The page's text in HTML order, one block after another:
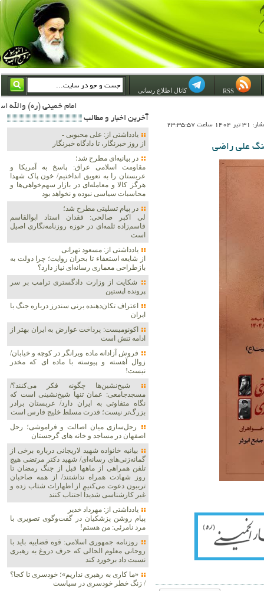
کانال اطلاع رسانی
امام خمینی (ره) والله اسلام تمامش سیاست است؛ ***** امام شهید: به گفتار امام و کردار امام اهتمام بورزید ***** امام خمینی(ره): ان شاء الله ما اندوه دلمان را در وقت مناسب با انتقام از امریکا و آل سعود برطرف خواهیم ساخت
23:35:57
علی راضی
آخرين اخبار و مطالب
یادداشتی از: علی محبوبی -
از روز خبرنگار، تا دادگاه خبرنگار
در بیانیه‌ای مطرح شد؛
مقاومت اسلامی عراق: پاسخ به آمریکا و
عربستان را به تعویق انداختیم/ خون پاک شهدا
هرگز کالا و معامله‌ای در بازار سهم‌خواهی‌ها و
محاسبات سیاسی نبوده و نخواهد بود
در پیام تسلیتی مطرح شد؛
لی اکبر صالحی: فقدان استاد ابوالقاسم
قاسم‌زاده ثلمه‌ای در حوزه روزنامه‌نگاری اصیل
است
یادداشتی از: مسعود تهرانی
از شایعه استعفاء تا بحران روایت؛ چرا دولت به
بازطراحی معماری رسانه‌ای نیاز دارد؟
شکایت از وزارت دادگستری ترامپ بر سر
پرونده اپستین
اعتراف تکان‌دهنده برنی سندرز درباره جنگ با
ایران
اکونومیست: پرداخت عوارض به ایران بهتر از
ادامه تنش است
فروش آزادانه ماده ویرانگر در کوچه و خیابان/
زوال آهسته و پیوسته با ماده ای که مخدر
نیست!
شیخ‌نشین‌ها چگونه فکر می‌کنند؟/
مسجدجامعی: عمان تنها شیخ‌نشینی است که
نگاه متفاوتی به ایران دارد/ عربستان برادر
بزرگ‌تر نیست؛ قدرت مسلط خلیج فارس است
رحل‌سازی میان اصالت و فراموشی؛ رحل
اصفهان در مساجد و خانه های گرجستان
بیانیه خانواده شهید لاریجانی درباره برخی از
گمانه‌زنی‌های رسانه‌ای/ شهید دکتر مرتضی هیچ
تلفن همراهی از ماهها قبل از جنگ رمضان تا
روز شهادت همراه نداشتند/ از همه صاحبان
تریبون دعوت می‌کنیم از اظهارات شتاب زده و
غیر کارشناسی شدیداً اجتناب کنند
یادداشتی از: مهرداد خدیر
پیام روشن پزشکیان در گفت‌و‌گوی تصویری با
مرد نامرئی: من هستم!
روزنامه جمهوری اسلامی: قوه قضاییه باید با
روحانی معلوم الحالی که حرف دروغ به رهبری
نسبت داد برخورد کند
«ما کاری به رهبری نداریم»؛ خودسری تا کجا؟
/ زنگ خطر خودسری در سیاست